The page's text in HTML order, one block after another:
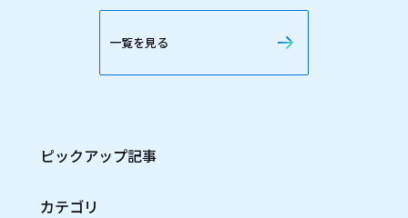
一覧を見る
ピックアップ記事
カテゴリ